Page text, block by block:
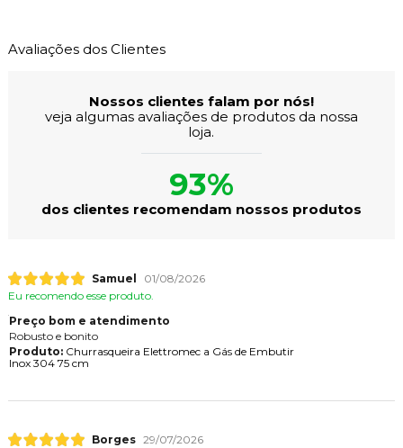
Avaliações dos Clientes
Nossos clientes falam por nós!
veja algumas avaliações de produtos da nossa
loja.
93%
dos clientes recomendam nossos produtos
Samuel
01/08/2026
Eu recomendo esse produto.
Preço bom e atendimento
Robusto e bonito
Produto:Churrasqueira Elettromec a Gás de Embutir
Inox 304 75 cm
Borges 29/07/2026